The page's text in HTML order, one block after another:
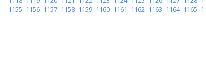
1155 1156 1157 1158 1159 1160 1161 1162 1163 1164 1165